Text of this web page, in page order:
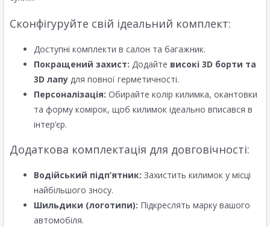
Сконфігуруйте свій ідеальний комплект:
Доступні комплекти в салон та багажник.
Покращений захист: Додайте високі 3D борти та
3D лапу для повної герметичності.
Персоналізація: Обирайте колір килимка, окантовки
та форму комірок, щоб килимок ідеально вписався в
інтер’єр.
Додаткова комплектація для довговічності:
Водійський підп’ятник: Захистить килимок у місці
найбільшого зносу.
Шильдики (логотипи): Підкреслять марку вашого
автомобіля.